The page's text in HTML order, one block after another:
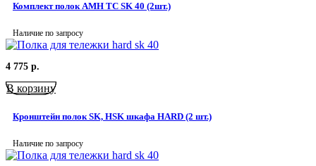
Комплект полок AMH TC SK 40 (2шт.)
Наличие по запросу
4 775 р.
В корзину
Кронштейн полок SK, HSK шкафа HARD (2 шт.)
Наличие по запросу